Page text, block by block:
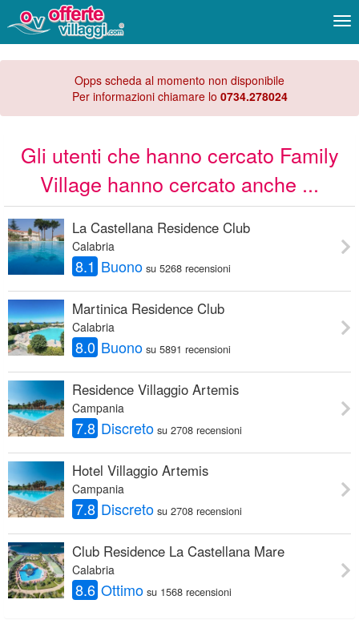
Opps scheda al momento non disponibile
Per informazioni chiamare lo 0734.278024
Gli utenti che hanno cercato Family
Village hanno cercato anche ...
La Castellana Residence Club
Calabria
8.1 Buono su 5268 recensioni
Martinica Residence Club
Calabria
8.0 Buono su 5891 recensioni
Residence Villaggio Artemis
Campania
7.8 Discreto su 2708 recensioni
Hotel Villaggio Artemis
Campania
7.8 Discreto su 2708 recensioni
Club Residence La Castellana Mare
Calabria
8.6 Ottimo su 1568 recensioni